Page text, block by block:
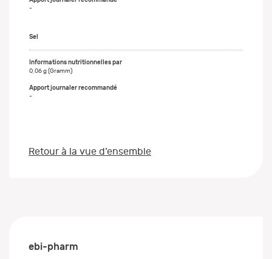
-
Sel
0,06 g (Gramm)
-
Retour à la vue d’ensemble
ebi-pharm